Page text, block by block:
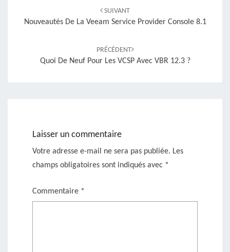
SUIVANT
Nouveautés De La Veeam Service Provider Console 8.1
PRÉCÉDENT
Quoi De Neuf Pour Les VCSP Avec VBR 12.3 ?
Laisser un commentaire
Votre adresse e-mail ne sera pas publiée. Les
champs obligatoires sont indiqués avec *
Commentaire *